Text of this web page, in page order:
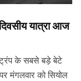
यात्रा आज
ट्रंप के सबसे बड़े बेटे
मंगलवार को सियोल